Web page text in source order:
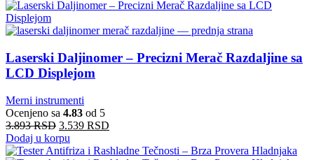
Laserski Daljinomer – Precizni Merač Razdaljine sa
LCD Displejom
Merni instrumenti
Ocenjeno sa 4.83 od 5
3.893RSD 3.539 RSD
Dodaj u korpu